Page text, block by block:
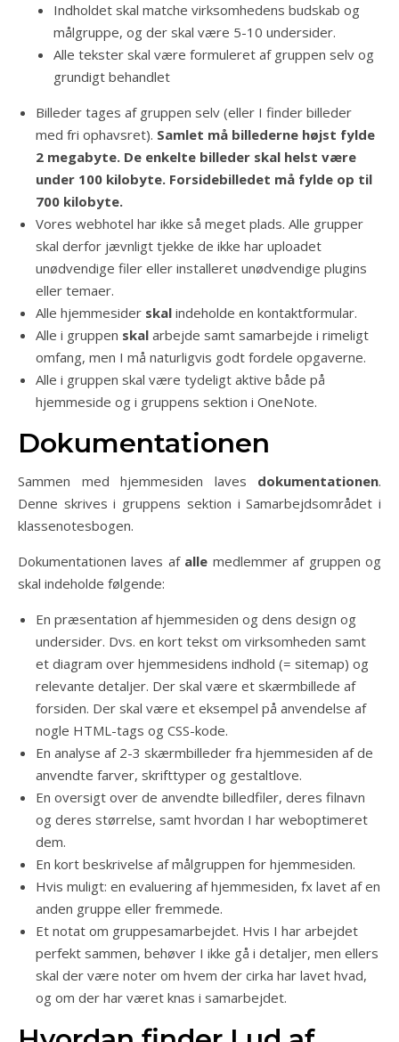
Indholdet skal matche virksomhedens budskab og
målgruppe, og der skal være 5-10 undersider.
Alle tekster skal være formuleret af gruppen selv og
grundigt behandlet
Billeder tages af gruppen selv (eller I finder billeder
med fri ophavsret). Samlet må billederne højst fylde
2 megabyte. De enkelte billeder skal helst være
under 100 kilobyte. Forsidebilledet må fylde op til
700 kilobyte.
Vores webhotel har ikke så meget plads. Alle grupper
skal derfor jævnligt tjekke de ikke har uploadet
unødvendige filer eller installeret unødvendige plugins
eller temaer.
Alle hjemmesider skal indeholde en kontaktformular.
Alle i gruppen skal arbejde samt samarbejde i rimeligt
omfang, men I må naturligvis godt fordele opgaverne.
Alle i gruppen skal være tydeligt aktive både på
hjemmeside og i gruppens sektion i OneNote.
Dokumentationen
Sammen med hjemmesiden laves dokumentationen.
Denne skrives i gruppens sektion i Samarbejdsområdet i
klassenotesbogen.
Dokumentationen laves af alle medlemmer af gruppen og
skal indeholde følgende:
En præsentation af hjemmesiden og dens design og
undersider. Dvs. en kort tekst om virksomheden samt
et diagram over hjemmesidens indhold (= sitemap) og
relevante detaljer. Der skal være et skærmbillede af
forsiden. Der skal være et eksempel på anvendelse af
nogle HTML-tags og CSS-kode.
En analyse af 2-3 skærmbilleder fra hjemmesiden af de
anvendte farver, skrifttyper og gestaltlove.
En oversigt over de anvendte billedfiler, deres filnavn
og deres størrelse, samt hvordan I har weboptimeret
dem.
En kort beskrivelse af målgruppen for hjemmesiden.
Hvis muligt: en evaluering af hjemmesiden, fx lavet af en
anden gruppe eller fremmede.
Et notat om gruppesamarbejdet. Hvis I har arbejdet
perfekt sammen, behøver I ikke gå i detaljer, men ellers
skal der være noter om hvem der cirka har lavet hvad,
og om der har været knas i samarbejdet.